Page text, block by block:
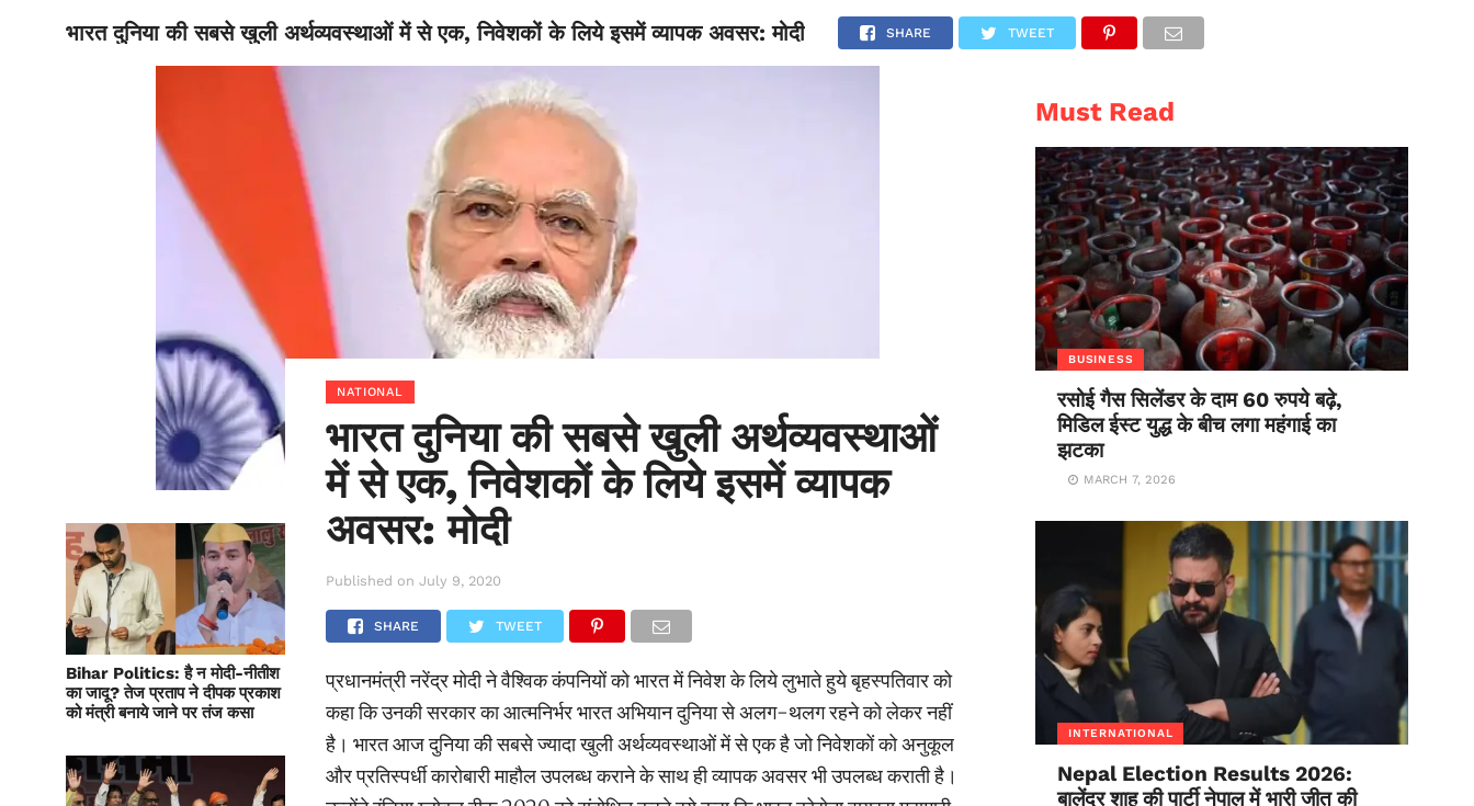
BIHAR NATIONAL SPORTS SCIENCE POLITICS INTERNATIONAL ENTERTAINMENT
भारत दुनिया की सबसे खुली अर्थव्यवस्थाओं में से एक, निवेशकों के लिये इसमें व्यापक अवसर: मोदी SHARE TWEET
Bihar Politics: है न मोदी-नीतीश
का जादू? तेज प्रताप ने दीपक प्रकाश
को मंत्री बनाये जाने पर तंज कसा
NATIONAL
भारत दुनिया की सबसे खुली अर्थव्यवस्थाओं
में से एक, निवेशकों के लिये इसमें व्यापक
अवसर: मोदी
Published on July 9, 2020
SHARE TWEET
प्रधानमंत्री नरेंद्र मोदी ने वैश्विक कंपनियों को भारत में निवेश के लिये लुभाते हुये बृहस्पतिवार को
कहा कि उनकी सरकार का आत्मनिर्भर भारत अभियान दुनिया से अलग-थलग रहने को लेकर नहीं
है। भारत आज दुनिया की सबसे ज्यादा खुली अर्थव्यवस्थाओं में से एक है जो निवेशकों को अनुकूल
और प्रतिस्पर्धी कारोबारी माहौल उपलब्ध कराने के साथ ही व्यापक अवसर भी उपलब्ध कराती है।
Must Read
BUSINESS
रसोई गैस सिलेंडर के दाम 60 रुपये बढ़े,
मिडिल ईस्ट युद्ध के बीच लगा महंगाई का
झटका
MARCH 7, 2026
INTERNATIONAL
Nepal Election Results 2026:
बालेंद्र शाह की पार्टी नेपाल में भारी जीत की